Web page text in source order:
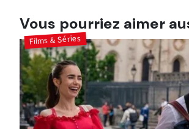
Vous pourriez aimer
Films & Séries